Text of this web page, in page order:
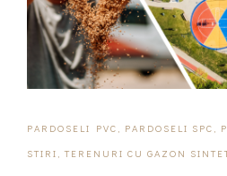
PARDOSELI PVC , PARDOSELI SPC ,
STIRI ,TERENURI CU GAZON